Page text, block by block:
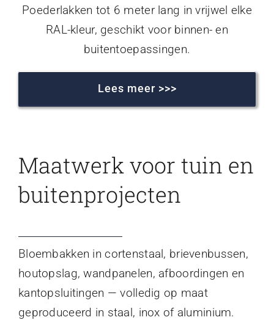
Poederlakken tot 6 meter lang in vrijwel elke
RAL-kleur, geschikt voor binnen- en
buitentoepassingen.
Lees meer >>>
Maatwerk voor tuin en
buitenprojecten
Bloembakken in cortenstaal, brievenbussen,
houtopslag, wandpanelen, afboordingen en
kantopsluitingen — volledig op maat
geproduceerd in staal, inox of aluminium.